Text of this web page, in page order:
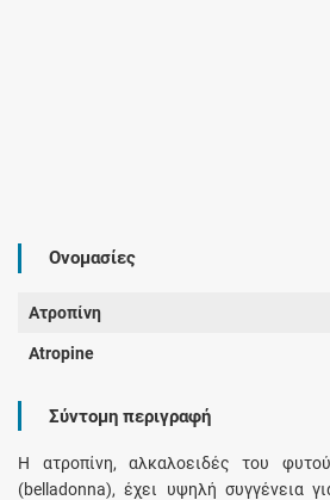
Ονομασίες
Ατροπίνη
Atropine
Σύντομη περιγραφή
Η ατροπίνη, αλκαλοειδές του
(belladonna), έχει υψηλή συγγένεια